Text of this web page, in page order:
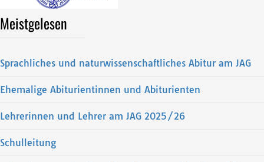
Meistgelesen
Sprachliches und naturwissenschaftliches Abitur am JAG
Ehemalige Abiturientinnen und Abiturienten
Lehrerinnen und Lehrer am JAG 2025/26
Schulleitung